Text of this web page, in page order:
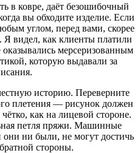
в ковре, даёт безошибочный
вы обходите изделие. Если
углом, перед вами, скорее
Я видел, как клиенты платили
мерсеризованным
которую выдавали за
историю. Переверните
плетения — рисунок должен
как на лицевой стороне.
петля пряжи. Машинные
ни были, не могут достичь
стороны.